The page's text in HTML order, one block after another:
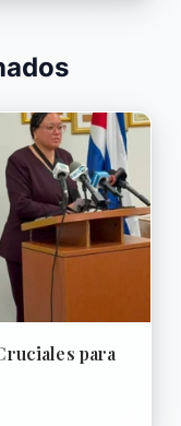
para